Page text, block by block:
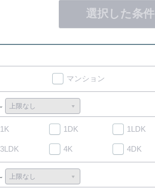
選択した条
マンション
1K 1DK 1LDK
3LDK 4K 4DK